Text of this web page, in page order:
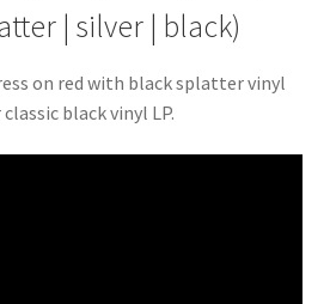
| silver | black)
on red with black splatter vinyl
black vinyl LP.